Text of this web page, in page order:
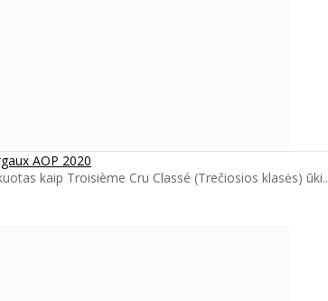
AOP 2020
kaip Troisième Cru Classé (Trečiosios klasės) ūki..